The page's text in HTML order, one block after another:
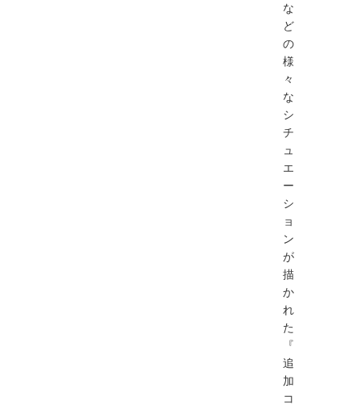
な
ど
の
様
々
な
シ
チ
ュ
エ
ー
シ
ョ
ン
が
描
か
れ
た
『
追
加
コ